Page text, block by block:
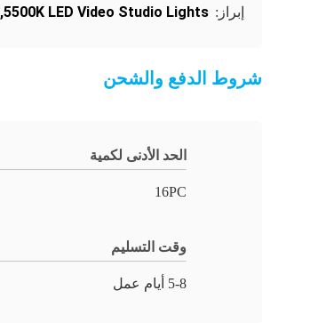
إبراز: 5500K LED Video Studio Lights
,
شروط الدفع والشحن
الحد الأدنى لكمية
16PC
وقت التسليم
5-8 أيام عمل